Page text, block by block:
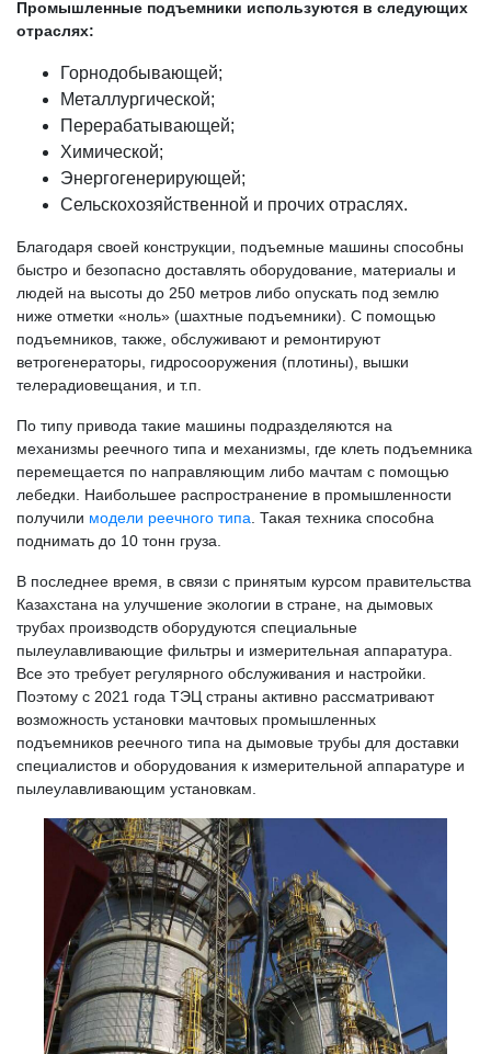
Промышленные подъемники используются в следующих
отраслях:
Горнодобывающей;
Металлургической;
Перерабатывающей;
Химической;
Энергогенерирующей;
Сельскохозяйственной и прочих отраслях.
Благодаря своей конструкции, подъемные машины способны
быстро и безопасно доставлять оборудование, материалы и
людей на высоты до 250 метров либо опускать под землю
ниже отметки «ноль» (шахтные подъемники). С помощью
подъемников, также, обслуживают и ремонтируют
ветрогенераторы, гидросооружения (плотины), вышки
телерадиовещания, и т.п.
По типу привода такие машины подразделяются на
механизмы реечного типа и механизмы, где клеть подъемника
перемещается по направляющим либо мачтам с помощью
лебедки. Наибольшее распространение в промышленности
получили модели реечного типа. Такая техника способна
поднимать до 10 тонн груза.
В последнее время, в связи с принятым курсом правительства
Казахстана на улучшение экологии в стране, на дымовых
трубах производств оборудуются специальные
пылеулавливающие фильтры и измерительная аппаратура.
Все это требует регулярного обслуживания и настройки.
Поэтому с 2021 года ТЭЦ страны активно рассматривают
возможность установки мачтовых промышленных
подъемников реечного типа на дымовые трубы для доставки
специалистов и оборудования к измерительной аппаратуре и
пылеулавливающим установкам.